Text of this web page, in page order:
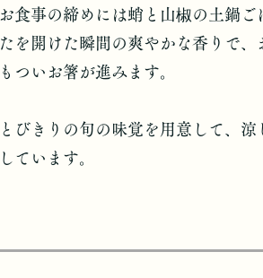
お食事の締めには蛸と山椒の土鍋ご
たを開けた瞬間の爽やかな香りで、
もついお箸が進みます。
とびきりの旬の味覚を用意して、涼
しています。